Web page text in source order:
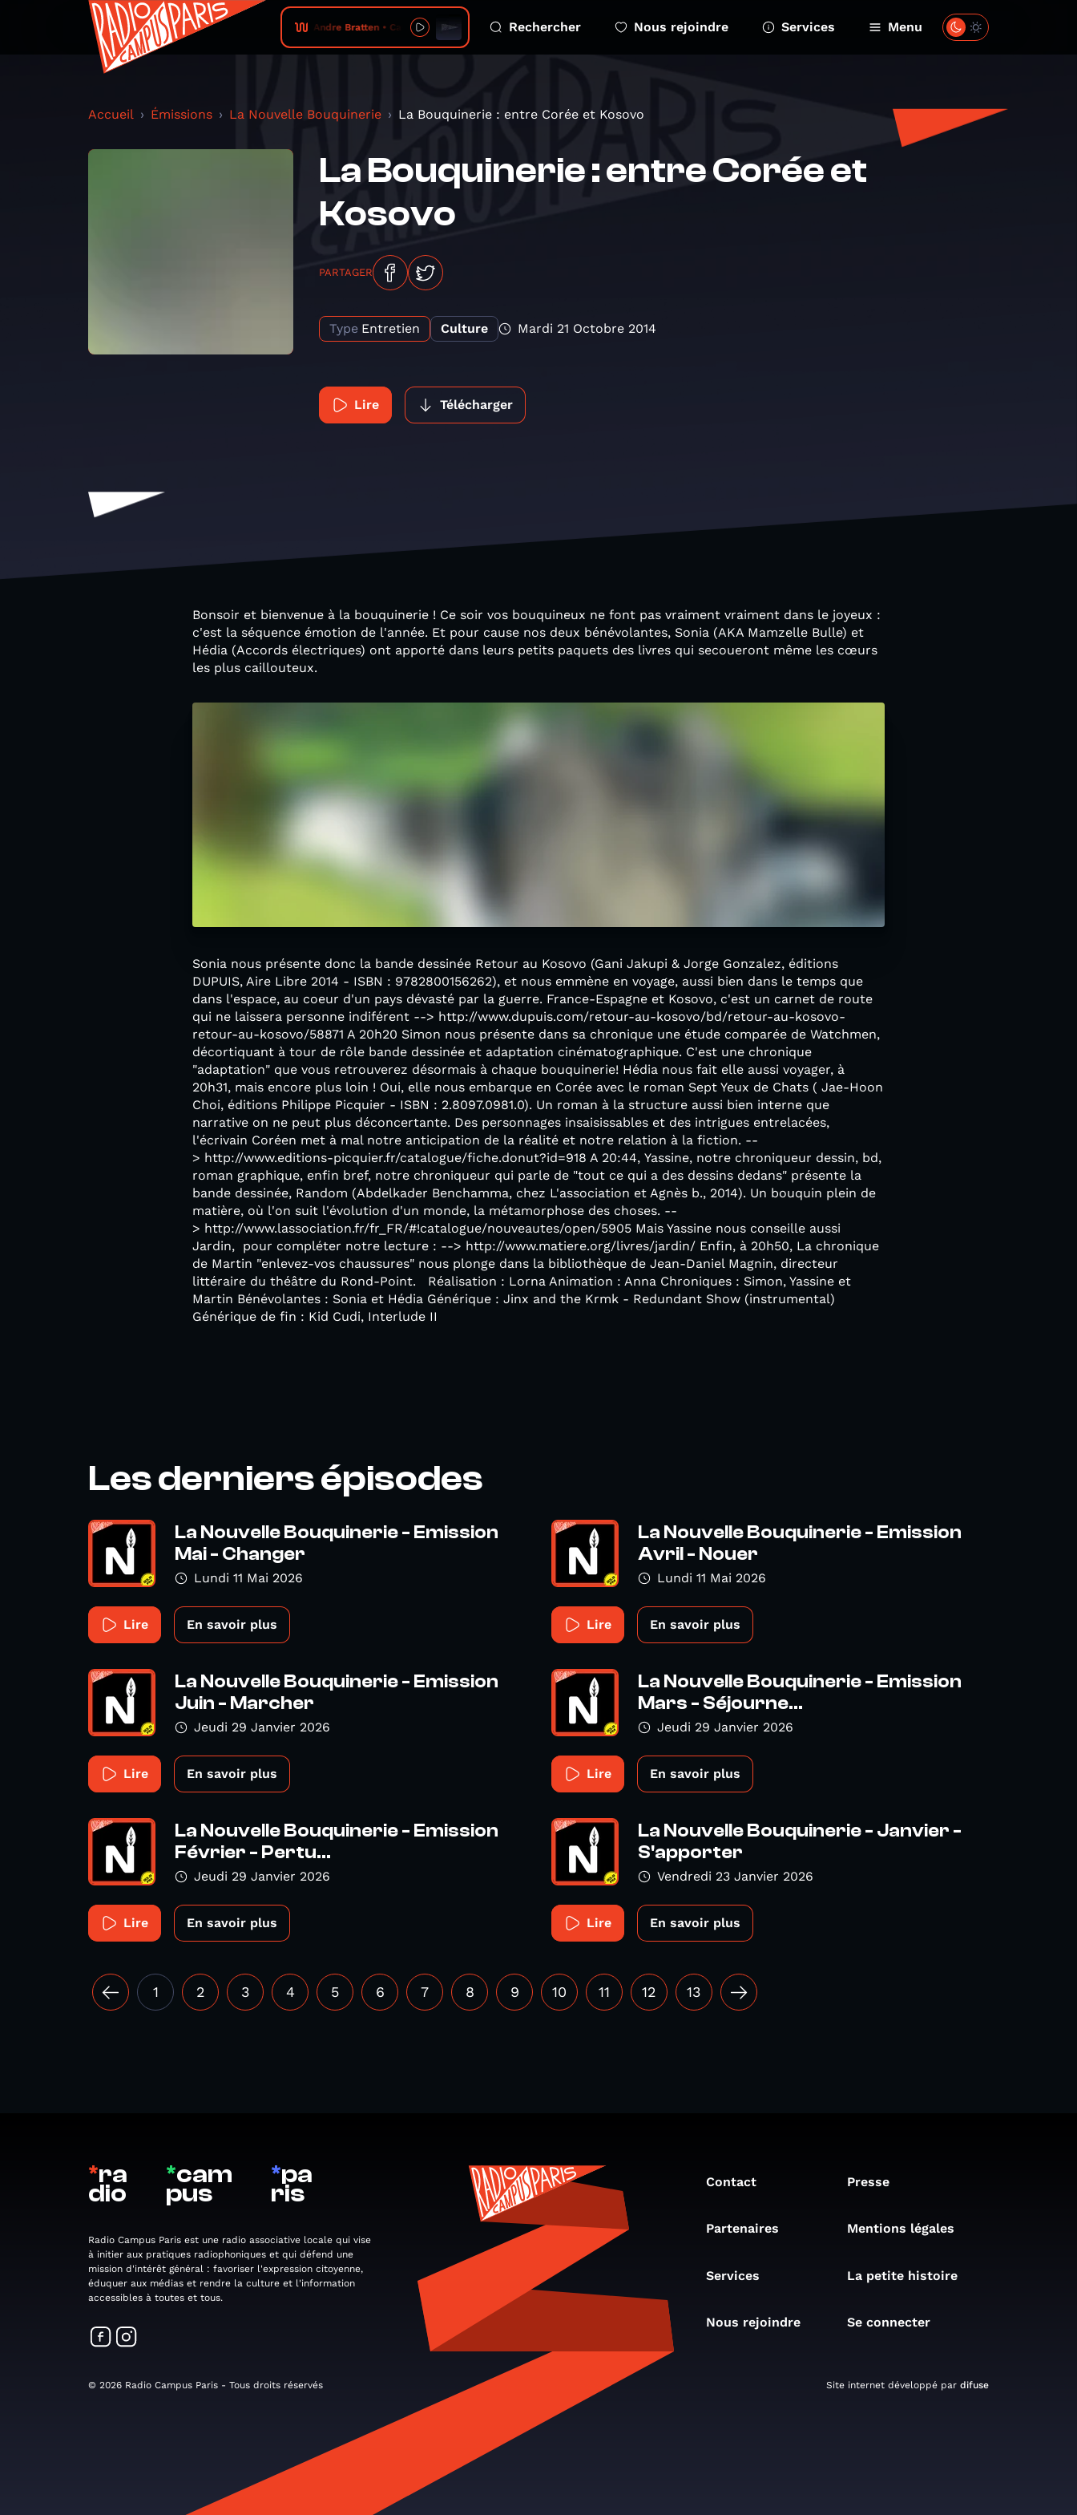
Andre Bratten • Cave Rechercher Nous rejoindre Services Menu
Accueil Émissions La Nouvelle Bouquinerie La Bouquinerie : entre Corée et Kosovo
La Bouquinerie : entre Corée et
Kosovo
PARTAGER
Type Entretien Culture Mardi 21 Octobre 2014
Lire Télécharger
Bonsoir et bienvenue à la bouquinerie ! Ce soir vos bouquineux ne font pas vraiment vraiment dans le joyeux :
c'est la séquence émotion de l'année. Et pour cause nos deux bénévolantes, Sonia (AKA Mamzelle Bulle) et
Hédia (Accords électriques) ont apporté dans leurs petits paquets des livres qui secoueront même les cœurs
les plus caillouteux.
Sonia nous présente donc la bande dessinée Retour au Kosovo (Gani Jakupi & Jorge Gonzalez, éditions
DUPUIS, Aire Libre 2014 - ISBN : 9782800156262), et nous emmène en voyage, aussi bien dans le temps que
dans l'espace, au coeur d'un pays dévasté par la guerre. France-Espagne et Kosovo, c'est un carnet de route
qui ne laissera personne indiférent --> http://www.dupuis.com/retour-au-kosovo/bd/retour-au-kosovo-
retour-au-kosovo/58871 A 20h20 Simon nous présente dans sa chronique une étude comparée de Watchmen,
décortiquant à tour de rôle bande dessinée et adaptation cinématographique. C'est une chronique
"adaptation" que vous retrouverez désormais à chaque bouquinerie! Hédia nous fait elle aussi voyager, à
20h31, mais encore plus loin ! Oui, elle nous embarque en Corée avec le roman Sept Yeux de Chats ( Jae-Hoon
Choi, éditions Philippe Picquier - ISBN : 2.8097.0981.0). Un roman à la structure aussi bien interne que
narrative on ne peut plus déconcertante. Des personnages insaisissables et des intrigues entrelacées,
l'écrivain Coréen met à mal notre anticipation de la réalité et notre relation à la fiction. --
> http://www.editions-picquier.fr/catalogue/fiche.donut?id=918 A 20:44, Yassine, notre chroniqueur dessin, bd,
roman graphique, enfin bref, notre chroniqueur qui parle de "tout ce qui a des dessins dedans" présente la
bande dessinée, Random (Abdelkader Benchamma, chez L'association et Agnès b., 2014). Un bouquin plein de
matière, où l'on suit l'évolution d'un monde, la métamorphose des choses. --
> http://www.lassociation.fr/fr_FR/#!catalogue/nouveautes/open/5905 Mais Yassine nous conseille aussi
Jardin, pour compléter notre lecture : --> http://www.matiere.org/livres/jardin/ Enfin, à 20h50, La chronique
de Martin "enlevez-vos chaussures" nous plonge dans la bibliothèque de Jean-Daniel Magnin, directeur
littéraire du théâtre du Rond-Point. Réalisation : Lorna Animation : Anna Chroniques : Simon, Yassine et
Martin Bénévolantes : Sonia et Hédia Générique : Jinx and the Krmk - Redundant Show (instrumental)
Générique de fin : Kid Cudi, Interlude II
Les derniers épisodes
La Nouvelle Bouquinerie - Emission
Mai - Changer
Lundi 11 Mai 2026
Lire En savoir plus
La Nouvelle Bouquinerie - Emission
Avril - Nouer
Lundi 11 Mai 2026
Lire En savoir plus
La Nouvelle Bouquinerie - Emission
Juin - Marcher
Jeudi 29 Janvier 2026
Lire En savoir plus
La Nouvelle Bouquinerie - Emission
Mars - Séjourne...
Jeudi 29 Janvier 2026
Lire En savoir plus
La Nouvelle Bouquinerie - Emission
Février - Pertu...
Jeudi 29 Janvier 2026
Lire En savoir plus
La Nouvelle Bouquinerie - Janvier -
S'apporter
Vendredi 23 Janvier 2026
Lire En savoir plus
1 2 3 4 5 6 7 8 9 10 11 12 13
*ra
dio
*cam
pus
*pa
ris
Radio Campus Paris est une radio associative locale qui vise
à initier aux pratiques radiophoniques et qui défend une
mission d'intérêt général : favoriser l'expression citoyenne,
éduquer aux médias et rendre la culture et l'information
accessibles à toutes et tous.
Contact Presse
Partenaires Mentions légales
Services La petite histoire
Nous rejoindre Se connecter
© 2026 Radio Campus Paris - Tous droits réservés Site internet développé par difuse